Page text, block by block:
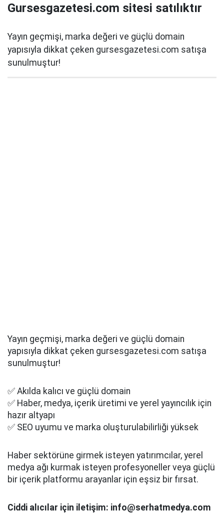
Gursesgazetesi.com sitesi satılıktır
Yayın geçmişi, marka değeri ve güçlü domain
yapısıyla dikkat çeken gursesgazetesi.com satışa
sunulmuştur!
Yayın geçmişi, marka değeri ve güçlü domain
yapısıyla dikkat çeken gursesgazetesi.com satışa
sunulmuştur!
✅ Akılda kalıcı ve güçlü domain
✅ Haber, medya, içerik üretimi ve yerel yayıncılık için
hazır altyapı
✅ SEO uyumu ve marka oluşturulabilirliği yüksek
Haber sektörüne girmek isteyen yatırımcılar, yerel
medya ağı kurmak isteyen profesyoneller veya güçlü
bir içerik platformu arayanlar için eşsiz bir fırsat.
Ciddi alıcılar için iletişim: info@serhatmedya.com